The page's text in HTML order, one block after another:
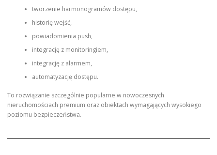
tworzenie harmonogramów dostępu,
historię wejść,
powiadomienia push,
integrację z monitoringiem,
integrację z alarmem,
automatyzację dostępu.
To rozwiązanie szczególnie popularne w nowoczesnych
nieruchomościach premium oraz obiektach wymagających wysokiego
poziomu bezpieczeństwa.